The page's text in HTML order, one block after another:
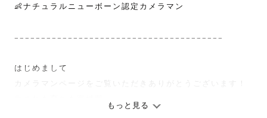
👶ナチュラルニューボーン認定カメラマン
𓐄𓐄𓐄𓐄𓐄𓐄𓐄𓐄𓐄𓐄𓐄𓐄𓐄𓐄𓐄𓐄𓐄𓐄𓐄𓐄𓐄𓐄𓐄𓐄𓐄𓐄𓐄𓐄𓐄𓐄𓐄𓐄𓐄𓐄𓐄𓐄𓐄𓐄𓐄
はじめまして
カメラマンページをご覧いただきありがとうございます！
もっと見る